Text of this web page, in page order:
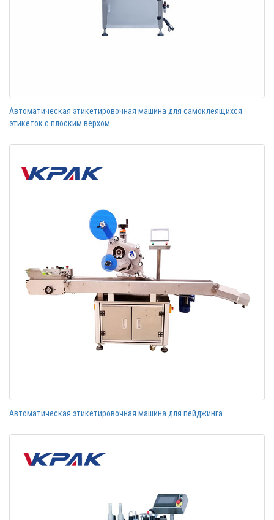
Автоматическая этикетировочная машина для самоклеящихся
этикеток с плоским верхом
Автоматическая этикетировочная машина для пейджинга